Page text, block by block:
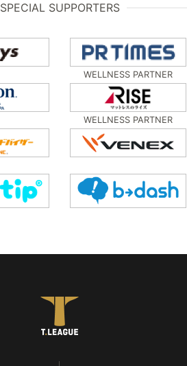
SPECIAL SUPPORTERS
WELLNESS PARTNER
WELLNESS PARTNER